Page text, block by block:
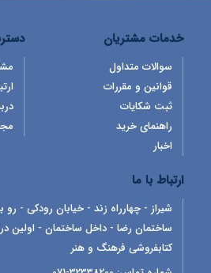
خدمات مشتریان
سوالات متداول
قوانین و مقررات
ثبت شکایات
راهنمای خرید
اخبار
ارتباط با ما
شیراز - چهارراه زند - خیابان رودکی -
ساختمان رضا - داخل ساختمان -
کتابفروشی فرهنگ و هنر